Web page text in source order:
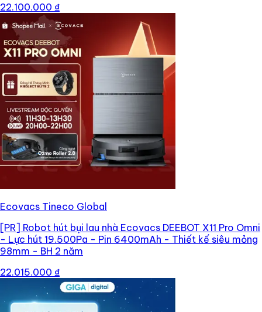
22.100.000 ₫
Ecovacs Tineco Global
[PR] Robot hút bụi lau nhà Ecovacs DEEBOT X11 Pro Omni
- Lực hút 19.500Pa - Pin 6400mAh - Thiết kế siêu mỏng
98mm - BH 2 năm
22.015.000 ₫